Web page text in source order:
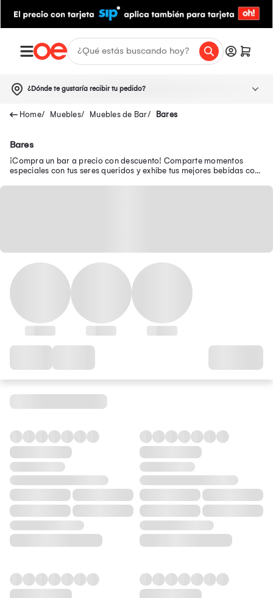
¿Dónde te gustaría recibir tu pedido?
Muebles Muebles de Bar Bares
Bares
¡Compra un bar a precio con descuento! Comparte momentos
especiales con tus seres queridos y exhibe tus mejores bebidas con